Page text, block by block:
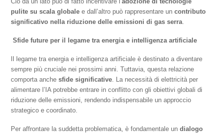
pulite su scala globale e dall’altro può rappresentare uncontributo
significativo nella riduzione delle emissioni di gas serra
Sfide future per il legame tra energia e intelligenza artificiale
Il legame tra energia e intelligenza artificiale è destinato a diventare
sempre più cruciale nei prossimi anni. Tuttavia, questa relazione
comporta anchesfide significative . La necessità di elettricità per
alimentare l’IA potrebbe entrare in conflitto con gli obiettivi globali di
riduzione delle emissioni, rendendo indispensabile un approccio
strategico e coordinato.
Per affrontare la suddetta problematica, è fondamentale undialogo